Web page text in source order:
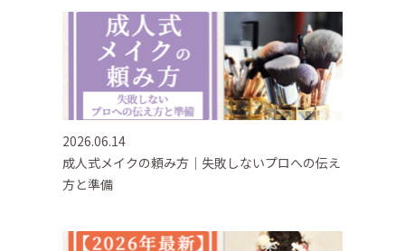
2026.06.14
成人式メイクの頼み方｜失敗しないプロへの伝え
方と準備